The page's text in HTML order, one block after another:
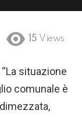
15 Views
situazione
comunale è